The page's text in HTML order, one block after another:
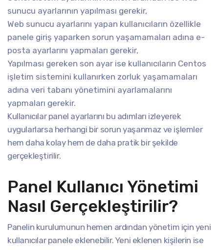
sunucu ayarlarının yapılması gerekir,
Web sunucu ayarlarını yapan kullanıcıların özellikle
panele giriş yaparken sorun yaşamamaları adına e-
posta ayarlarını yapmaları gerekir,
Yapılması gereken son ayar ise kullanıcıların Centos
işletim sistemini kullanırken zorluk yaşamamaları
adına veri tabanı yönetimini ayarlamalarını
yapmaları gerekir.
Kullanıcılar panel ayarlarını bu adımları izleyerek
uygularlarsa herhangi bir sorun yaşanmaz ve işlemler
hem daha kolay hem de daha pratik bir şekilde
gerçekleştirilir.
Panel Kullanıcı Yönetimi
Nasıl Gerçekleştirilir?
Panelin kurulumunun hemen ardından yönetim için yeni
kullanıcılar panele eklenebilir. Yeni eklenen kişilerin ise